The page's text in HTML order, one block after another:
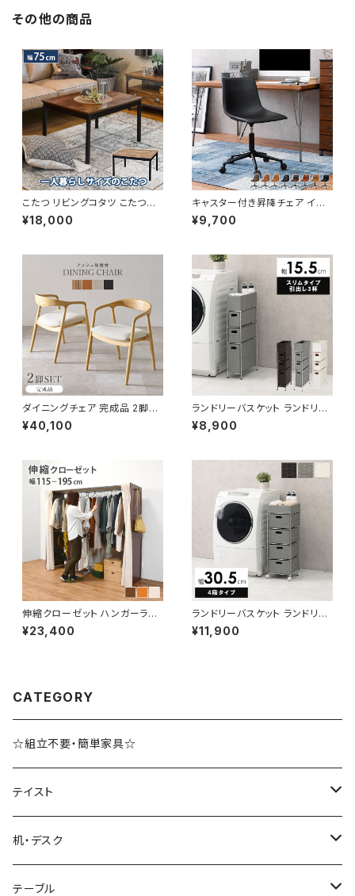
その他の商品
こたつ リビングコタツ こたつテ
ーブル カジュアルコタツ ローテ
ーブル リビングテーブル 木製
¥18,000
キャスター付き昇降チェア イス
椅子 オシャレ 本革調 チェア チ
ェアー ワークチェア オフィスチ
¥9,700
ダイニングチェア 完成品 2脚セ
ット チェア チェアー イス 椅子
リビング ダイニング 新生活 模
¥40,100
ランドリーバスケット ランドリー
ワゴン 洗濯カゴ キャスター付 ラ
ンドリー収納 新生活 一人暮らし
¥8,900
伸縮クローゼット ハンガーラッ
ク コートハンガー ワードローブ
フリーラック クローゼット 高さ1
¥23,400
ランドリーバスケット ランドリー
ワゴン 洗濯カゴ キャスター付 ラ
ンドリー収納 新生活 一人暮らし
¥11,900
CATEGORY
☆組立不要・簡単家具☆
テイスト
ブルックリンスタイル
ホテルライク風インテリア
机・デスク
パソコンデスク・ワークデスク
テーブル